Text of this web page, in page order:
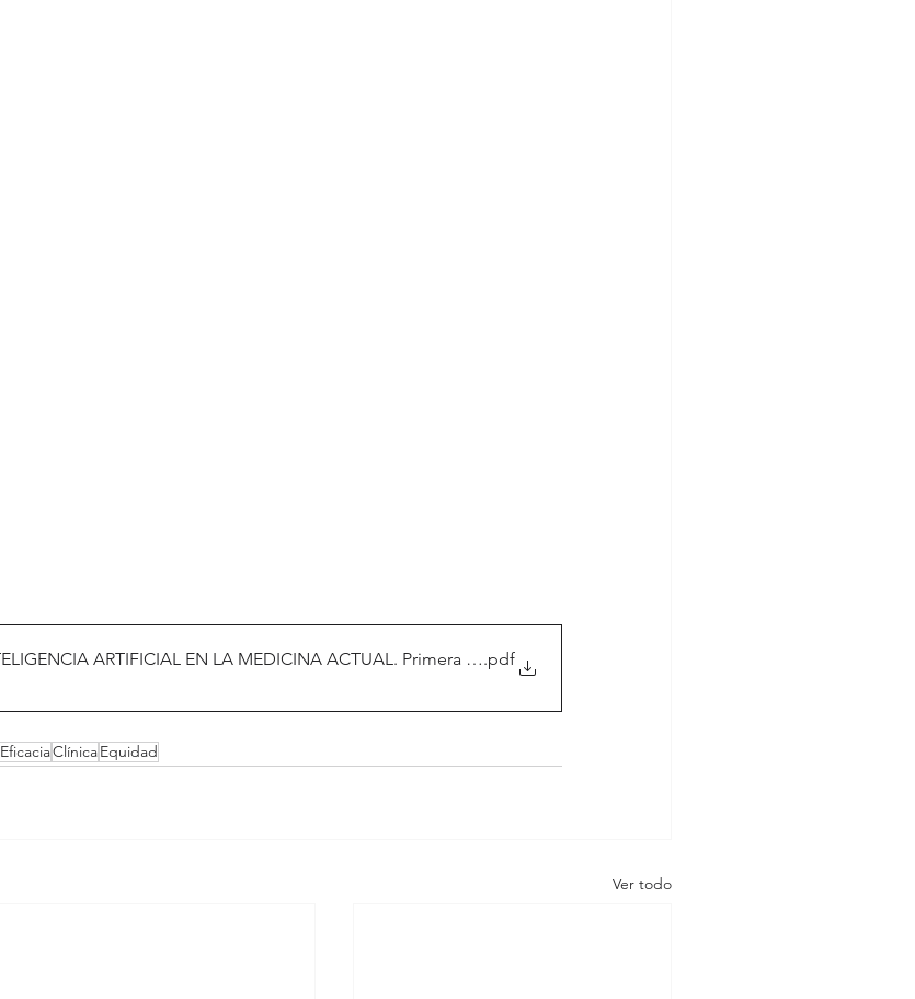
ARTIFICIAL EN LA MEDICINA ACTUAL. Primera parte
.pdf
EficaciaClínicaEquidad
Ver todo